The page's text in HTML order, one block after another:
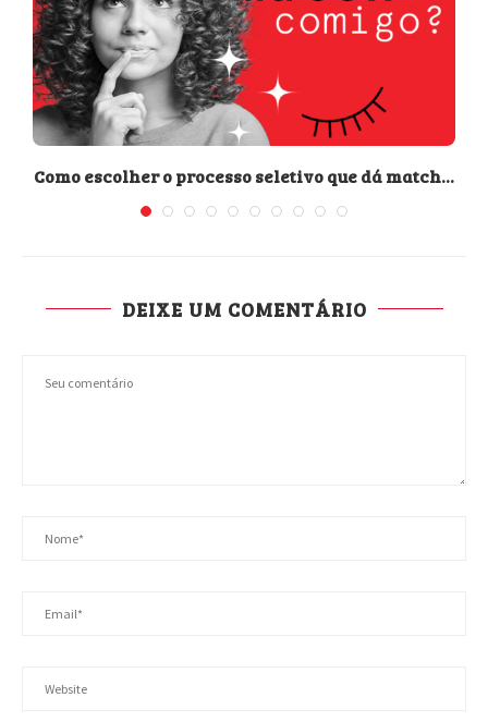
Como escolher o processo seletivo que dá match...
DEIXE UM COMENTÁRIO